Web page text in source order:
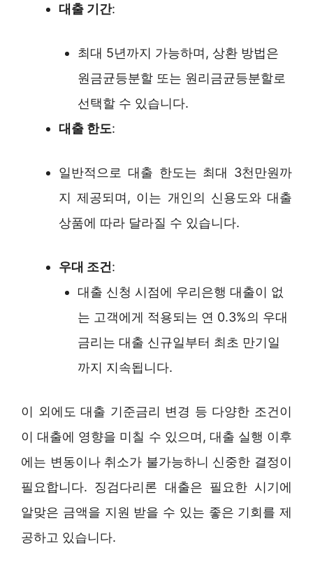
대출 기간:
최대 5년까지 가능하며, 상환 방법은
원금균등분할 또는 원리금균등분할로
선택할 수 있습니다.
대출 한도:
일반적으로 대출 한도는 최대 3천만원까
지 제공되며, 이는 개인의 신용도와 대출
상품에 따라 달라질 수 있습니다.
우대 조건:
대출 신청 시점에 우리은행 대출이 없
는 고객에게 적용되는 연 0.3%의 우대
금리는 대출 신규일부터 최초 만기일
까지 지속됩니다.
이 외에도 대출 기준금리 변경 등 다양한 조건이
이 대출에 영향을 미칠 수 있으며, 대출 실행 이후
에는 변동이나 취소가 불가능하니 신중한 결정이
필요합니다. 징검다리론 대출은 필요한 시기에
알맞은 금액을 지원 받을 수 있는 좋은 기회를 제
공하고 있습니다.